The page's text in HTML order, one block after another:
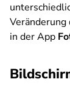
in der App